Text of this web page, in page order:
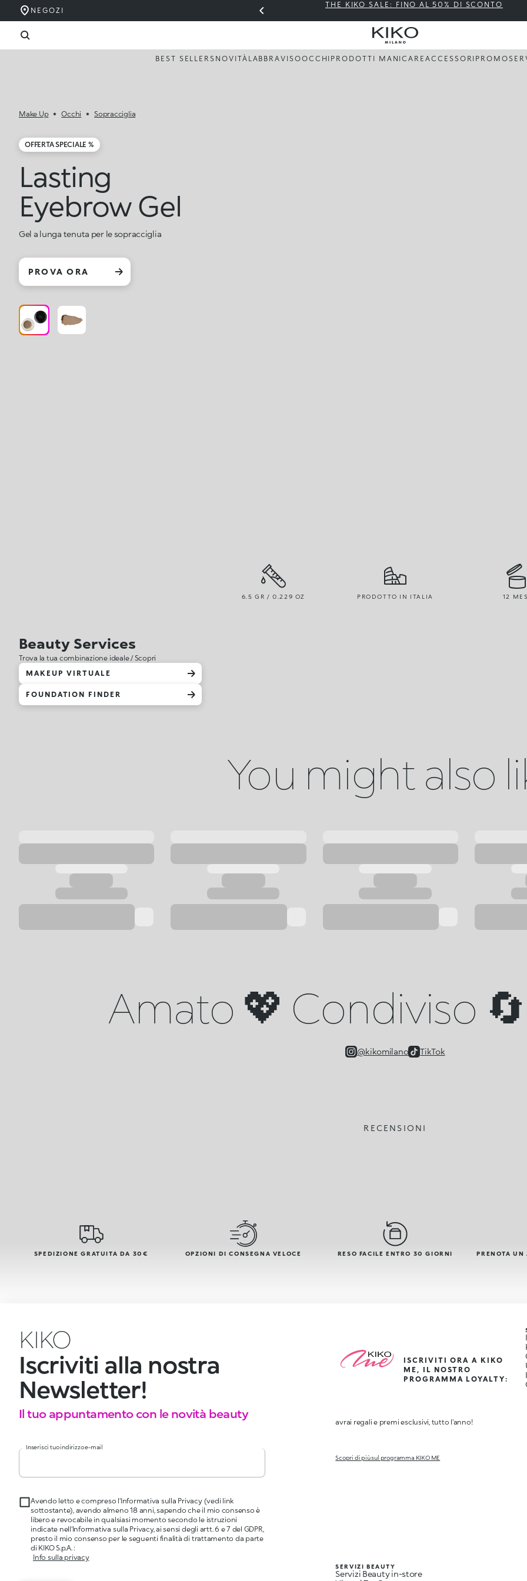
NEGOZI
THE KIKO SALE: FINO AL 50% DI SCONTO
BEST SELLERS NOVITÀ LABBRAVISOOCCHI PRODOTTI MANICAREACCESSORI PROMO
Make Up Occhi Sopracciglia
OFFERTA SPECIALE %
Lasting
Eyebrow Gel
Gel a lunga tenuta per le sopracciglia
PROVA ORA
6.5 GR / 0.229 OZ PRODOTTO IN ITALIA 12
Beauty Services
Trova la tua combinazione ideale / Scopri
MAKEUP VIRTUALE
FOUNDATION FINDER
You might also
Amato 💖 Condiviso
@kikomilano TikTok
RECENSIONI
SPEDIZIONE GRATUITA DA 30€ OPZIONI DI CONSEGNA VELOCE RESO FACILE ENTRO 30 GIORNI PRENOTA UN
KIKO
Iscriviti alla nostra
Newsletter!
Il tuo appuntamento con le novità beauty
Inserisci tuo indirizzo e-mail
Avendo letto e compreso l'Informativa sulla Privacy (vedi link
sottostante), avendo almeno 18 anni, sapendo che il mio consenso è
libero e revocabile in qualsiasi momento secondo le istruzioni
indicate nell'Informativa sulla Privacy, ai sensi degli artt. 6 e 7 del GDPR,
presto il mio consenso per le seguenti finalità di trattamento da parte
di KIKO S.p.A. :
Info sulla privacy
ISCRIVITI ORA A KIKO
ME, IL NOSTRO
PROGRAMMA LOYALTY:
avrai regali e premi esclusivi, tutto l'anno!
Scopri di più sul programma KIKO ME
SERVIZI BEAUTY
Servizi Beauty in-store